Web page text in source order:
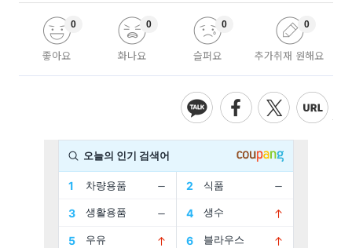
좋아요
0
화나요
0
슬퍼요
0
추가취재 원해요
0